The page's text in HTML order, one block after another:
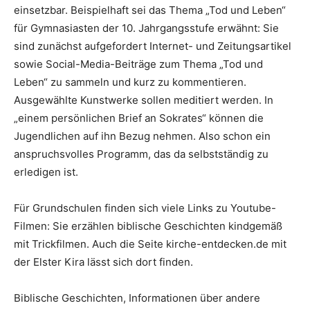
einsetzbar. Beispielhaft sei das Thema „Tod und Leben“
für Gymnasiasten der 10. Jahrgangsstufe erwähnt: Sie
sind zunächst aufgefordert Internet- und Zeitungsartikel
sowie Social-Media-Beiträge zum Thema „Tod und
Leben“ zu sammeln und kurz zu kommentieren.
Ausgewählte Kunstwerke sollen meditiert werden. In
„einem persönlichen Brief an Sokrates“ können die
Jugendlichen auf ihn Bezug nehmen. Also schon ein
anspruchsvolles Programm, das da selbstständig zu
erledigen ist.
Für Grundschulen finden sich viele Links zu Youtube-
Filmen: Sie erzählen biblische Geschichten kindgemäß
mit Trickfilmen. Auch die Seite kirche-entdecken.de mit
der Elster Kira lässt sich dort finden.
Biblische Geschichten, Informationen über andere